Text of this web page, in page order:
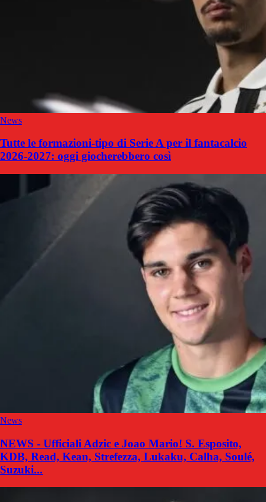
News
Tutte le formazioni-tipo di Serie A per il fantacalcio
2026-2027: oggi giocherebbero così
News
NEWS - Ufficiali Adzic e Joao Mario! S. Esposito,
KDB, Read, Kean, Strefezza, Lukaku, Calha, Soulé,
Suzuki...